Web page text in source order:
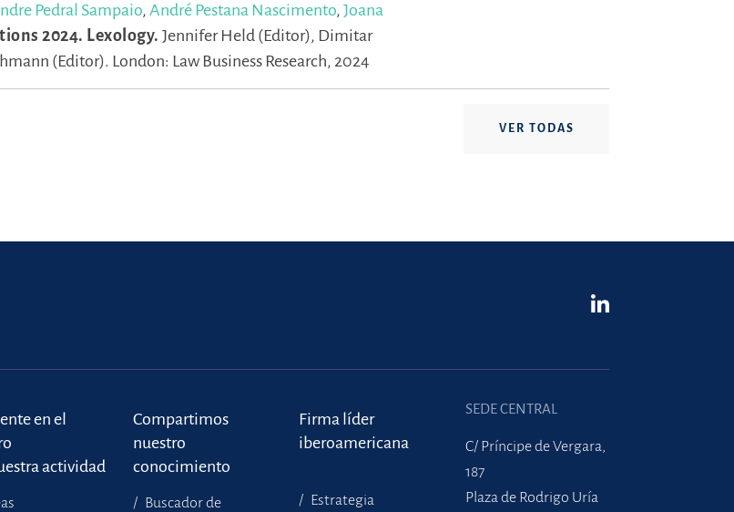
Pedral Sampaio, André Pestana Nascimento, Joana
2024. Lexology. Jennifer Held (Editor), Dimitar
(Editor). London: Law Business Research, 2024
VER TODAS
en el
actividad
Compartimos
nuestro
conocimiento
Buscador de
Firma líder
iberoamericana
Estrategia
SEDE CENTRAL
C/ Príncipe de Vergara,
187
Plaza de Rodrigo Uría